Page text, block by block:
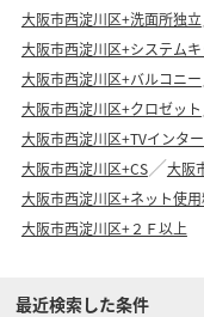
大阪市西淀川区+洗面所独立
大阪市西淀川区+システム
大阪市西淀川区+バルコニー
大阪市西淀川区+クロゼット
大阪市西淀川区+TVインタ
大阪市西淀川区+CS
大阪
大阪市西淀川区+ネット使
大阪市西淀川区+２Ｆ以上
最近検索した条件